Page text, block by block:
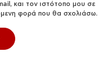
και τον ιστότοπο μου σε
φορά που θα σχολιάσω.